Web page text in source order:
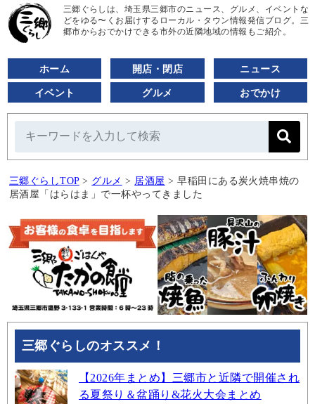
三郷ぐらしは、埼玉県三郷市のニュース、グルメ、イベントな
どをゆる〜くお届けするローカル・タウン情報発信ブログ。三
郷市からおでかけできる市外の近隣地域の情報もご紹介。
ホーム 開店・閉店 ニュース
イベント グルメ おでかけ
三郷ぐらしTOP > グルメ > 居酒屋 > 早稲田にある炭火焼串焼の
居酒屋「はらはま」で一杯やってきました
三郷ぐらしのオススメ！
【2026年まとめ】三郷市と近隣で開催され
る夏祭り＆盆踊り&花火大会まとめ